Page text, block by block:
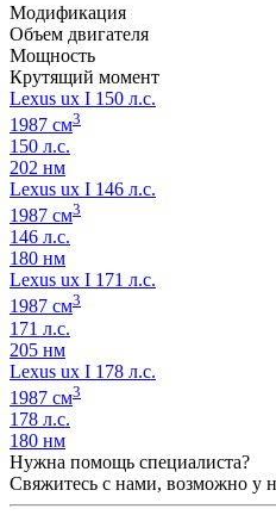
Модификация
Объем двигателя
Мощность
Крутящий момент
Lexus ux I 150 л.с.
1987 см3
150 л.с.
202 нм
Lexus ux I 146 л.с.
1987 см3
146 л.с.
180 нм
Lexus ux I 171 л.с.
1987 см3
171 л.с.
205 нм
Lexus ux I 178 л.с.
1987 см3
178 л.с.
180 нм
Нужна помощь специалиста?
Свяжитесь с нами, возможно у